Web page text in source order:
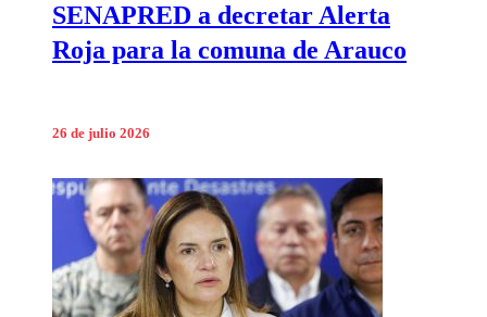
SENAPRED a decretar Alerta
Roja para la comuna de Arauco
26 de julio 2026